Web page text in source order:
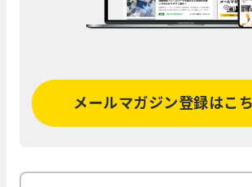
メールマガジン登録はこ